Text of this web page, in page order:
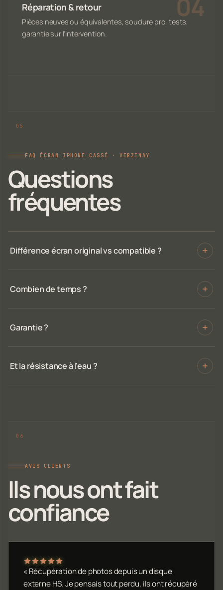
Réparation & retour
Pièces neuves ou équivalentes, soudure pro, tests,
garantie sur l'intervention.
FAQ ÉCRAN IPHONE CASSÉ · VERZENAY
Questions
fréquentes
Différence écran original vs compatible ?
Combien de temps ?
Garantie ?
Et la résistance à l'eau ?
AVIS CLIENTS
Ils nous ont fait
confiance
« Récupération de photos depuis un disque
externe HS. Je pensais tout perdu, ils ont récupéré